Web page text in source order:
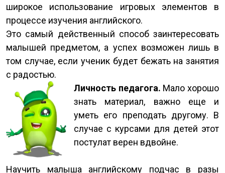
широкое использование игровых элементов в
процессе изучения английского.
Это самый действенный способ заинтересовать
малышей предметом, а успех возможен лишь в
том случае, если ученик будет бежать на занятия
с радостью.
Личность педагога. Мало хорошо
знать материал, важно еще и
уметь его преподать другому. В
случае с курсами для детей этот
постулат верен вдвойне.
Научить малыша английскому подчас в разы